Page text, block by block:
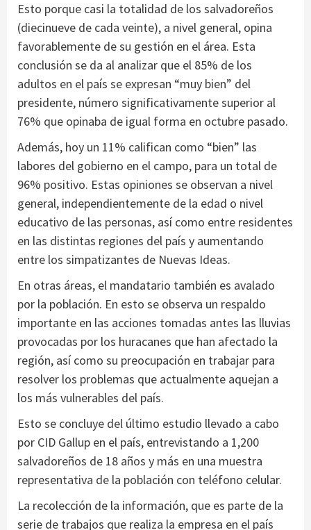
Esto porque casi la totalidad de los salvadoreños
(diecinueve de cada veinte), a nivel general, opina
favorablemente de su gestión en el área. Esta
conclusión se da al analizar que el 85% de los
adultos en el país se expresan “muy bien” del
presidente, número significativamente superior al
76% que opinaba de igual forma en octubre pasado.
Además, hoy un 11% califican como “bien” las
labores del gobierno en el campo, para un total de
96% positivo. Estas opiniones se observan a nivel
general, independientemente de la edad o nivel
educativo de las personas, así como entre residentes
en las distintas regiones del país y aumentando
entre los simpatizantes de Nuevas Ideas.
En otras áreas, el mandatario también es avalado
por la población. En esto se observa un respaldo
importante en las acciones tomadas antes las lluvias
provocadas por los huracanes que han afectado la
región, así como su preocupación en trabajar para
resolver los problemas que actualmente aquejan a
los más vulnerables del país.
Esto se concluye del último estudio llevado a cabo
por CID Gallup en el país, entrevistando a 1,200
salvadoreños de 18 años y más en una muestra
representativa de la población con teléfono celular.
La recolección de la información, que es parte de la
serie de trabajos que realiza la empresa en el país